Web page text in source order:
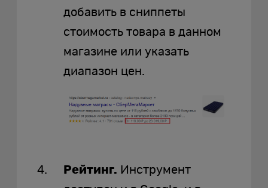
добавить в сниппеты
стоимость товара в данном
магазине или указать
диапазон цен.
Рейтинг. Инструмент